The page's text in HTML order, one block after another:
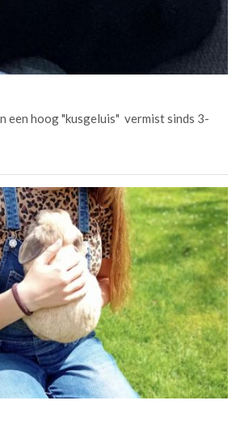
een hoog "kusgeluis" vermist sinds 3-